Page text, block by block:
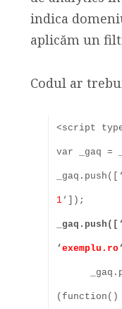
indica
aplicăm un
Codul ar
<script
var _gaq
1‘]);
‘ exemplu.ro
(function()